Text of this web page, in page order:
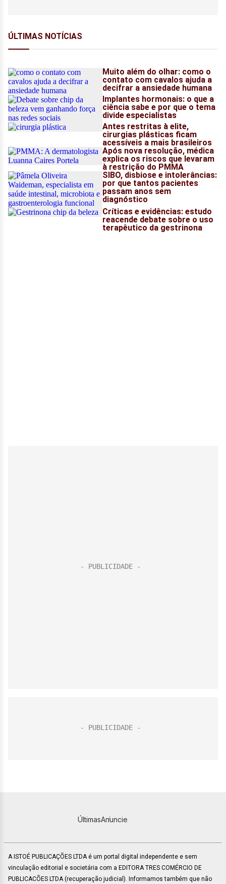
ÚltimasAnuncie
A ISTOÉ PUBLICAÇÕES LTDA é um portal digital independente e sem
vinculação editorial e societária com a EDITORA TRES COMÉRCIO DE
PUBLICACÕES LTDA (recuperação judicial). Informamos também que não